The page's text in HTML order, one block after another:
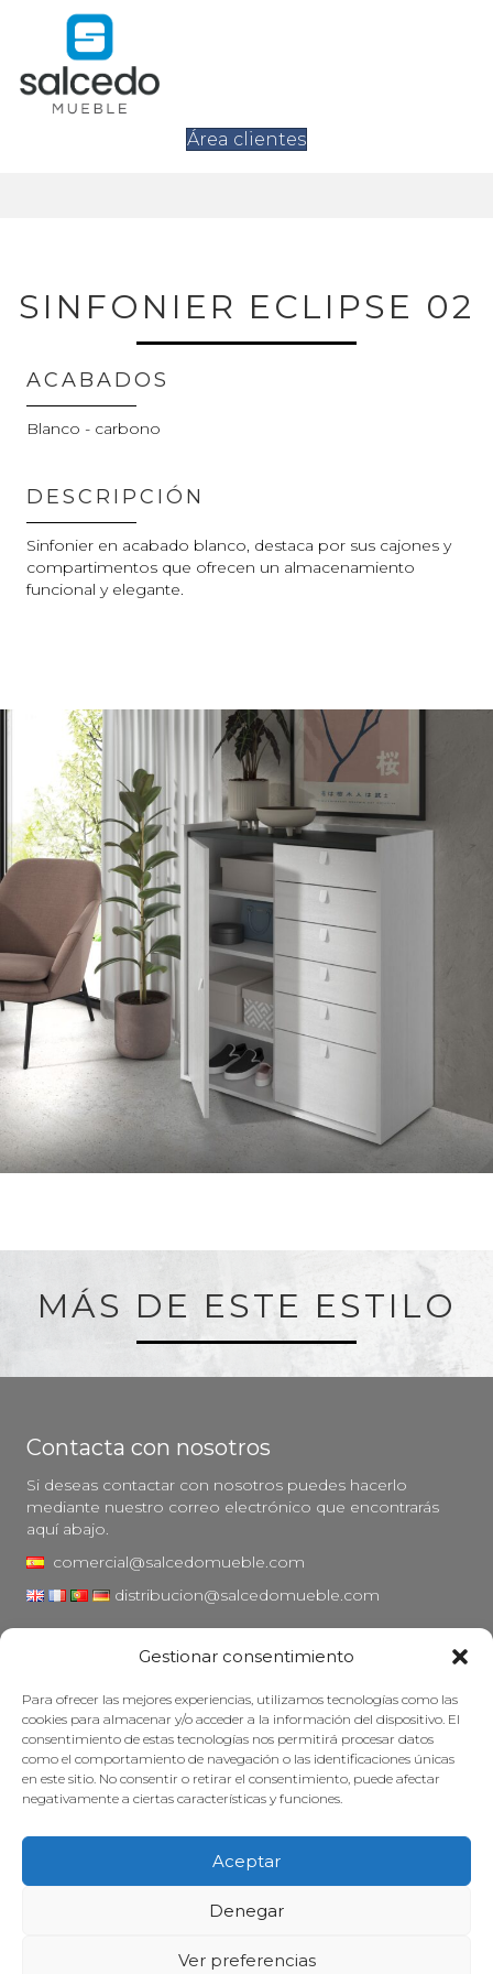
Gestionar consentimiento
Para ofrecer las mejores experiencias, utilizamos tecnologías como las
cookies para almacenar y/o acceder a la información del dispositivo. El
consentimiento de estas tecnologías nos permitirá procesar datos
como el comportamiento de navegación o las identificaciones únicas
en este sitio. No consentir o retirar el consentimiento, puede afectar
negativamente a ciertas características y funciones.
Aceptar
Denegar
Ver preferencias
Área clientes
SINFONIER ECLIPSE 02
ACABADOS
Blanco - carbono
DESCRIPCIÓN
Sinfonier en acabado blanco, destaca por sus cajones y
compartimentos que ofrecen un almacenamiento
funcional y elegante.
MÁS DE ESTE ESTILO
Contacta con nosotros
Si deseas contactar con nosotros puedes hacerlo
mediante nuestro correo electrónico que encontrarás
aquí abajo.
comercial@salcedomueble.com
distribucion@salcedomueble.com
Aviso legal
Política de privacidad
Política de cookies
Mantener su mueble
Subvenciones
Web desarrollada, posicionada y mantenida con mucha cafeína por